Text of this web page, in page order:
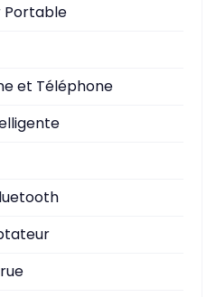
Portable
et Téléphone